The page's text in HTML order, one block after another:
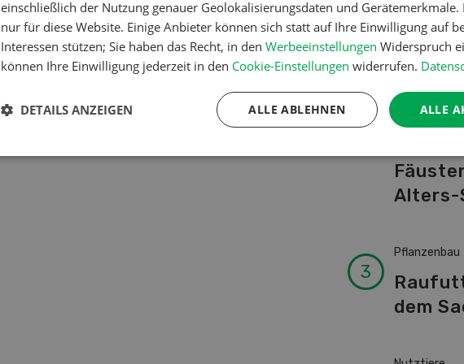
von A-
Alters-
Pflanzenbau
dem
einschließlich der Nutzung genauer Geolokalisierungsdaten und
nur für diese Website. Einige Anbieter können sich statt auf Ihre Einwilligung auf
Interessen stützen; Sie haben das Recht, in den Werbeeinstellungen Widerspruch
können Ihre Einwilligung jederzeit in den Cookie-Einstellungen widerrufen.
ALLE
ALLE ABLEHNEN
DETAILS ANZEIGEN